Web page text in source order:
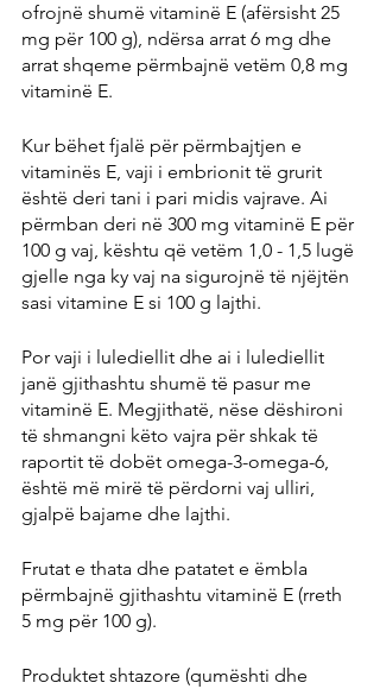
ofrojnë shumë vitaminë E (afërsisht 25
mg për 100 g), ndërsa arrat 6 mg dhe
arrat shqeme përmbajnë vetëm 0,8 mg
vitaminë E.
Kur bëhet fjalë për përmbajtjen e
vitaminës E, vaji i embrionit të grurit
është deri tani i pari midis vajrave. Ai
përmban deri në 300 mg vitaminë E për
100 g vaj, kështu që vetëm 1,0 - 1,5 lugë
gjelle nga ky vaj na sigurojnë të njëjtën
sasi vitamine E si 100 g lajthi.
Por vaji i lulediellit dhe ai i lulediellit
janë gjithashtu shumë të pasur me
vitaminë E. Megjithatë, nëse dëshironi
të shmangni këto vajra për shkak të
raportit të dobët omega-3-omega-6,
është më mirë të përdorni vaj ulliri,
gjalpë bajame dhe lajthi.
Frutat e thata dhe patatet e ëmbla
përmbajnë gjithashtu vitaminë E (rreth
5 mg për 100 g).
Produktet shtazore (qumështi dhe